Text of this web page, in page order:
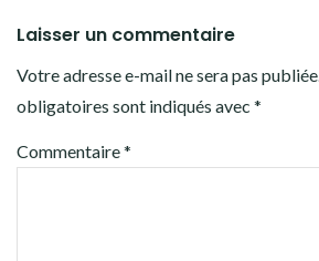
Laisser un commentaire
Votre adresse e-mail ne sera pas publiée.
obligatoires sont indiqués avec *
Commentaire*